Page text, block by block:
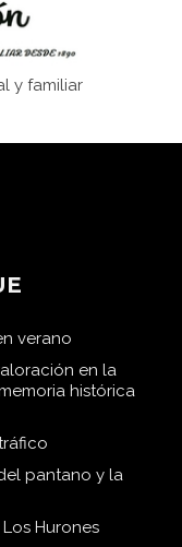
y familiar
verano
en la
histórica
pantano y la
Hurones